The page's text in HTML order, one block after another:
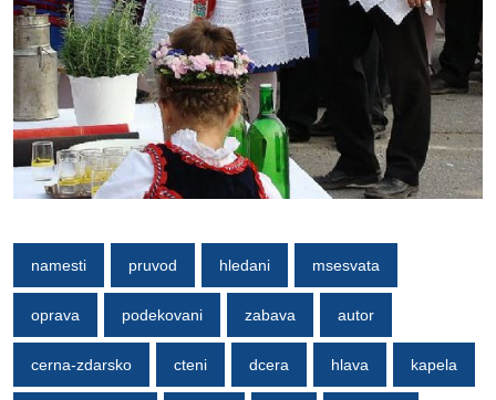
namesti pruvod hledani msesvata
oprava podekovani zabava autor
cerna-zdarsko cteni dcera hlava kapela